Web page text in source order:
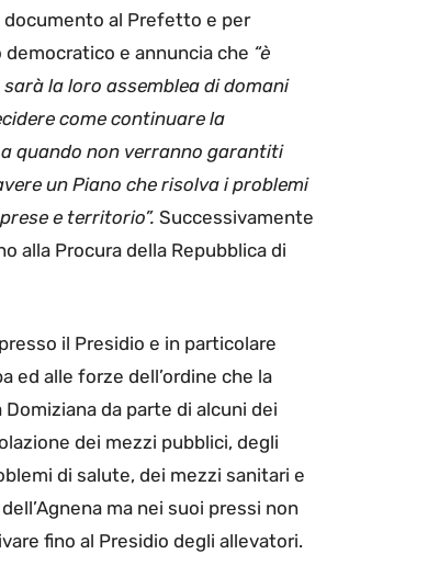
al Prefetto e per
e annuncia che “è
la loro assemblea di domani
come continuare la
quando non verranno garantiti
un Piano che risolva i problemi
e territorio”. Successivamente
alla Procura della Repubblica di
il Presidio e in particolare
ed alle forze dell’ordine che la
da parte di alcuni dei
dei mezzi pubblici, degli
di salute, dei mezzi sanitari e
ma nei suoi pressi non
fino al Presidio degli allevatori.